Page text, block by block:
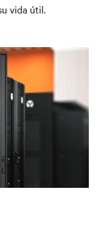
vida útil.